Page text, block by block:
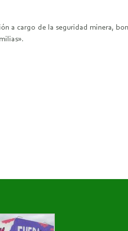
a cargo de la seguridad minera,